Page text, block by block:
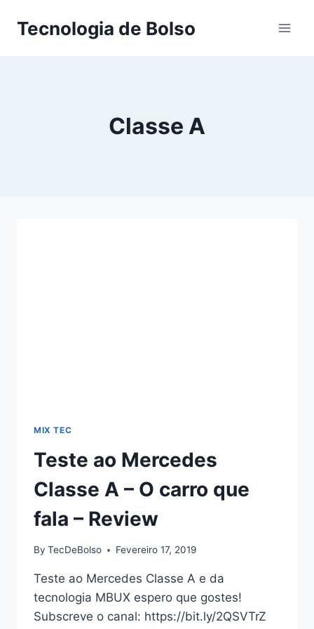
Tecnologia de Bolso
Classe A
MIX TEC
Teste ao Mercedes
Classe A – O carro que
fala – Review
By TecDeBolso Fevereiro 17, 2019
Teste ao Mercedes Classe A e da
tecnologia MBUX espero que gostes!
Subscreve o canal: https://bit.ly/2QSVTrZ